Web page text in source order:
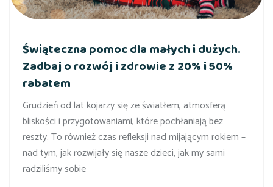
Świąteczna pomoc dla małych i dużych.
Zadbaj o rozwój i zdrowie z 20% i 50%
rabatem
Grudzień od lat kojarzy się ze światłem, atmosferą
bliskości i przygotowaniami, które pochłaniają bez
reszty. To również czas refleksji nad mijającym rokiem –
nad tym, jak rozwijały się nasze dzieci, jak my sami
radziliśmy sobie